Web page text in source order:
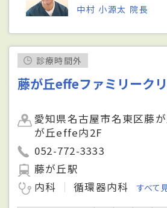
中村 小源太 院長
診療時間外
藤が丘effeファミリーク
愛知県名古屋市名東区藤
が丘effe内2F
052-772-3333
藤が丘駅
内科
循環器内科 すべて